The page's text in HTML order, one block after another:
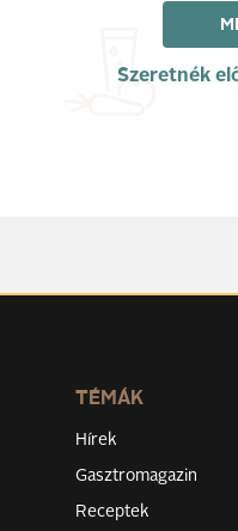
Szeretnék
TÉMÁK
Hírek
Gasztromagazin
Receptek